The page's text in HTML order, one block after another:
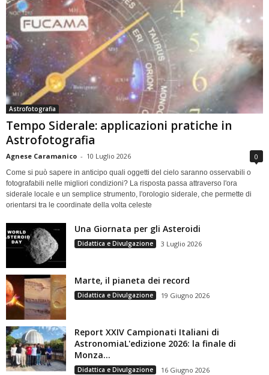
Astrofotografia
Tempo Siderale: applicazioni pratiche in
Astrofotografia
Agnese Caramanico - 10 Luglio 2026 0
Come si può sapere in anticipo quali oggetti del cielo saranno osservabili o
fotografabili nelle migliori condizioni? La risposta passa attraverso l'ora
siderale locale e un semplice strumento, l'orologio siderale, che permette di
orientarsi tra le coordinate della volta celeste
Una Giornata per gli Asteroidi
Didattica e Divulgazione 3 Luglio 2026
Marte, il pianeta dei record
Didattica e Divulgazione 19 Giugno 2026
Report XXIV Campionati Italiani di
AstronomiaL'edizione 2026: la finale di
Monza...
Didattica e Divulgazione 16 Giugno 2026